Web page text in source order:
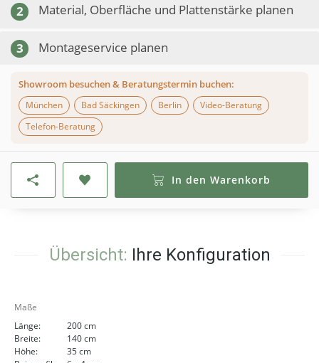
2 Material, Oberfläche und Plattenstärke planen
3 Montageservice planen
Showroom besuchen & Beratungstermin buchen:
München
Bad Säckingen Berlin
Video-Beratung
Telefon-Beratung
In den Warenkorb
Übersicht: Ihre Konfiguration
Maße
Länge:
200 cm
Breite:
140 cm
Höhe:
35 cm